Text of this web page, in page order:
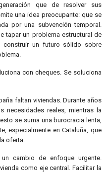
que de resolver sus
una idea preocupante: que se
por una subvención temporal.
tapar un problema estructural de
construir un futuro sólido sobre
con cheques. Se soluciona
faltan viviendas. Durante años
reales, mientras la
se suma una burocracia lenta,
especialmente en Cataluña, que
oferta.
cambio de enfoque urgente.
como eje central. Facilitar la